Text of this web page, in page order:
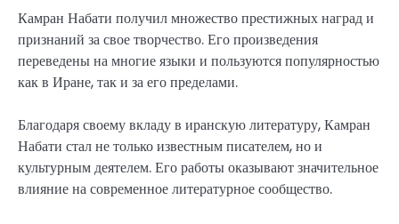
Камран Набати получил множество престижных наград и
признаний за свое творчество. Его произведения
переведены на многие языки и пользуются популярностью
как в Иране, так и за его пределами.
Благодаря своему вкладу в иранскую литературу, Камран
Набати стал не только известным писателем, но и
культурным деятелем. Его работы оказывают значительное
влияние на современное литературное сообщество.